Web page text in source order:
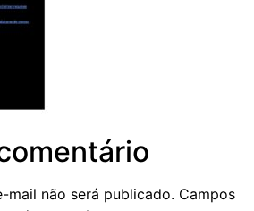
mail não será publicado. Campos